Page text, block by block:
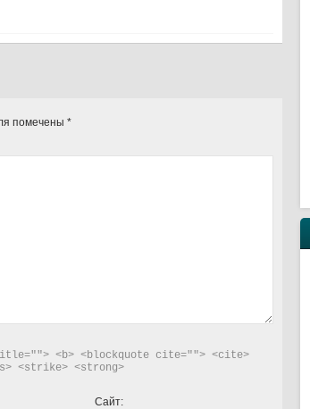
помечены *
<b> <blockquote cite=""> <cite>
<strike> <strong>
Сайт: